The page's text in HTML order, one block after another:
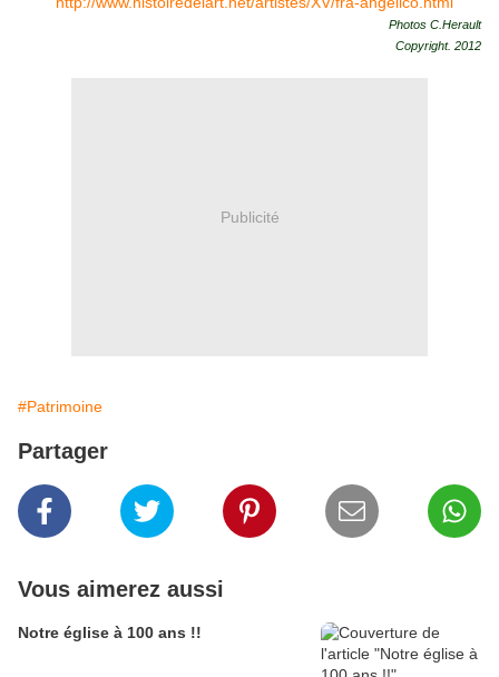
Photos C.Herault
Copyright. 2012
Publicité
#Patrimoine
Partager
Vous aimerez aussi
Notre église à 100 ans !!